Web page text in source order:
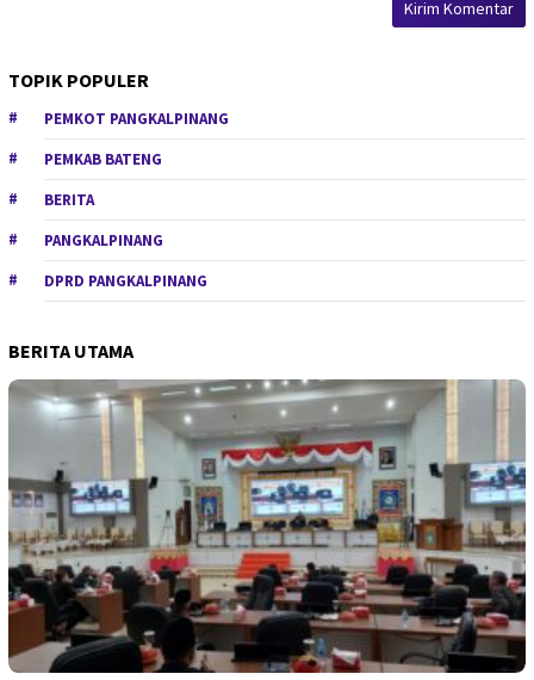
TOPIK POPULER
PEMKOT PANGKALPINANG
PEMKAB BATENG
BERITA
PANGKALPINANG
DPRD PANGKALPINANG
BERITA UTAMA